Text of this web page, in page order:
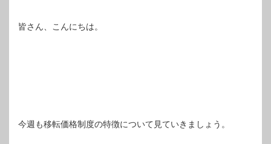
皆さん、こんにちは。
今週も移転価格制度の特徴について見ていきましょう。